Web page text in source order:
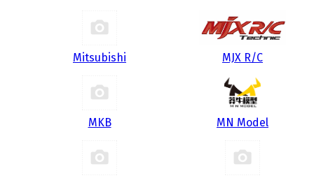
Mitsubishi MJX R/C
MKB MN Model